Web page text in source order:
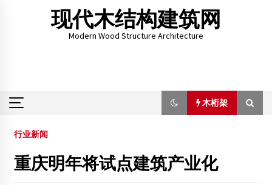
现代木结构建筑网
Modern Wood Structure Architecture
木桁架
木桁架
第七届中国木材保护工业大会在湖南长沙成功召开
行业新闻
重庆明年将试点建筑产业化